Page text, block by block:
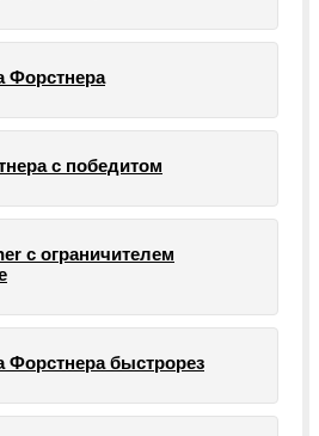
Форстнера
с победитом
с ограничителем
Форстнера быстрорез